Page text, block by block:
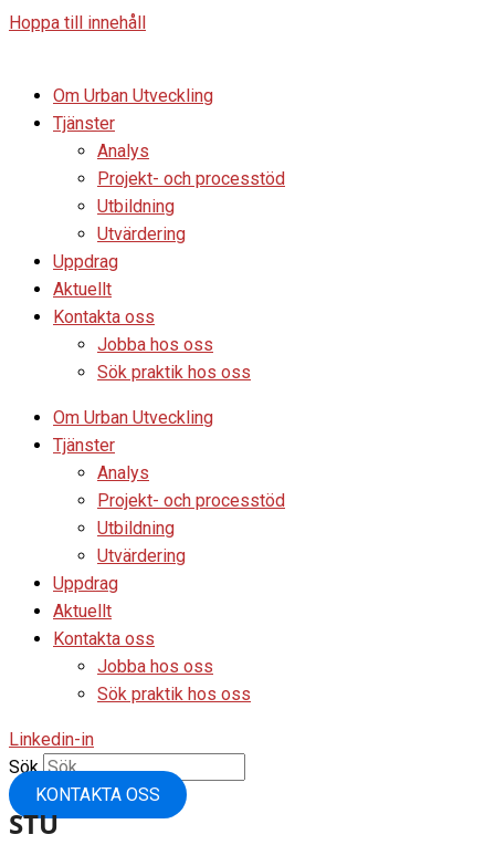
Hoppa till innehåll
Om Urban Utveckling
Tjänster
Analys
Projekt- och processtöd
Utbildning
Utvärdering
Uppdrag
Aktuellt
Kontakta oss
Jobba hos oss
Sök praktik hos oss
Om Urban Utveckling
Tjänster
Analys
Projekt- och processtöd
Utbildning
Utvärdering
Uppdrag
Aktuellt
Kontakta oss
Jobba hos oss
Sök praktik hos oss
Linkedin-in
Sök
KONTAKTA OSS
STU